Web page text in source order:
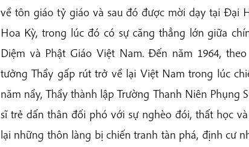
về tôn giáo tỷ giáo và sau đó được mời dạy tại Đại
Hoa Kỳ, trong lúc đó có sự căng thẳng lớn giữa
Diệm và Phật Giáo Việt Nam. Đến năm 1964,
tưởng Thầy gấp rút trở về lại Việt Nam trong lúc
năm nầy, Thầy thành lập Trường Thanh Niên Phụng
sĩ trẻ dấn thân đối phó với sự nghèo đói, thất học
lại những thôn làng bị chiến tranh tàn phá, định cư